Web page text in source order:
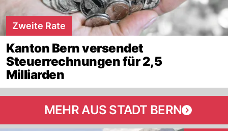
Zweite Rate
Kanton Bern versendet
Steuerrechnungen für 2,5
Milliarden
MEHR AUS STADT BERN